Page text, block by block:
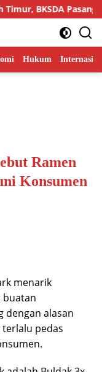
Pasang Kamera
Hukum
Ramen
Konsumen
menarik
buatan
dengan alasan
pedas